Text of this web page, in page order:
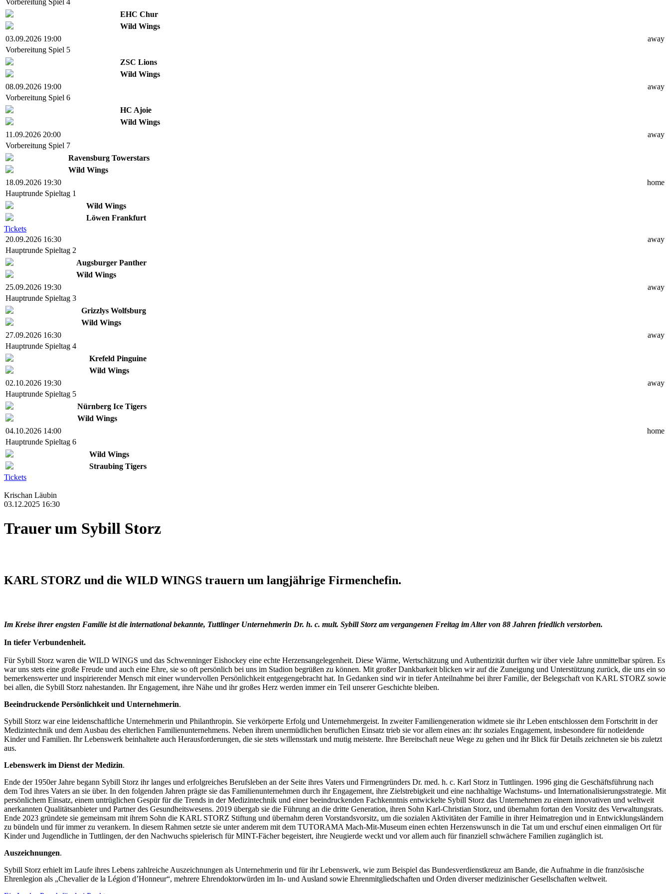
Vorbereitung Spiel 4
EHC Chur
Wild Wings
03.09.2026 19:00
away
Vorbereitung Spiel 5
ZSC Lions
Wild Wings
08.09.2026 19:00
away
Vorbereitung Spiel 6
HC Ajoie
Wild Wings
11.09.2026 20:00
away
Vorbereitung Spiel 7
Ravensburg Towerstars
Wild Wings
18.09.2026 19:30
home
Hauptrunde Spieltag 1
Wild Wings
Löwen Frankfurt
Tickets
20.09.2026 16:30
away
Hauptrunde Spieltag 2
Augsburger Panther
Wild Wings
25.09.2026 19:30
away
Hauptrunde Spieltag 3
Grizzlys Wolfsburg
Wild Wings
27.09.2026 16:30
away
Hauptrunde Spieltag 4
Krefeld Pinguine
Wild Wings
02.10.2026 19:30
away
Hauptrunde Spieltag 5
Nürnberg Ice Tigers
Wild Wings
04.10.2026 14:00
home
Hauptrunde Spieltag 6
Wild Wings
Straubing Tigers
Tickets
Krischan Läubin
03.12.2025 16:30
Trauer um Sybill Storz
KARL STORZ und die WILD WINGS trauern um langjährige Firmenchefin.
Im Kreise ihrer engsten Familie ist die international bekannte, Tuttlinger Unternehmerin Dr. h. c. mult. Sybill Storz am vergangenen Freitag im Alter von 88 Jahren friedlich verstorben.
In tiefer Verbundenheit.
Für Sybill Storz waren die WILD WINGS und das Schwenninger Eishockey eine echte Herzensangelegenheit. Diese Wärme, Wertschätzung und Authentizität durften wir über viele Jahre unmittelbar spüren. Es
war uns stets eine große Freude und auch eine Ehre, sie so oft persönlich bei uns im Stadion begrüßen zu können. Mit großer Dankbarkeit blicken wir auf die Zuneigung und Unterstützung zurück, die uns ein so
bemerkenswerter und inspirierender Mensch mit einer wundervollen Persönlichkeit entgegengebracht hat. In Gedanken sind wir in tiefer Anteilnahme bei ihrer Familie, der Belegschaft von KARL STORZ sowie
bei allen, die Sybill Storz nahestanden. Ihr Engagement, ihre Nähe und ihr großes Herz werden immer ein Teil unserer Geschichte bleiben.
Beeindruckende Persönlichkeit und Unternehmerin.
Sybill Storz war eine leidenschaftliche Unternehmerin und Philanthropin. Sie verkörperte Erfolg und Unternehmergeist. In zweiter Familiengeneration widmete sie ihr Leben entschlossen dem Fortschritt in der
Medizintechnik und dem Ausbau des elterlichen Familienunternehmens. Neben ihrem unermüdlichen beruflichen Einsatz trieb sie vor allem eines an: ihr soziales Engagement, insbesondere für notleidende
Kinder und Familien. Ihr Lebenswerk beinhaltete auch Herausforderungen, die sie stets willensstark und mutig meisterte. Ihre Bereitschaft neue Wege zu gehen und ihr Blick für Details zeichneten sie bis zuletzt
aus.
Lebenswerk im Dienst der Medizin.
Ende der 1950er Jahre begann Sybill Storz ihr langes und erfolgreiches Berufsleben an der Seite ihres Vaters und Firmengründers Dr. med. h. c. Karl Storz in Tuttlingen. 1996 ging die Geschäftsführung nach
dem Tod ihres Vaters an sie über. In den folgenden Jahren prägte sie das Familienunternehmen durch ihr Engagement, ihre Zielstrebigkeit und eine nachhaltige Wachstums- und Internationalisierungsstrategie. Mit
persönlichem Einsatz, einem untrüglichen Gespür für die Trends in der Medizintechnik und einer beeindruckenden Fachkenntnis entwickelte Sybill Storz das Unternehmen zu einem innovativen und weltweit
anerkannten Qualitätsanbieter und Partner des Gesundheitswesens. 2019 übergab sie die Führung an die dritte Generation, ihren Sohn Karl-Christian Storz, und übernahm fortan den Vorsitz des Verwaltungsrats.
Ende 2023 gründete sie gemeinsam mit ihrem Sohn die KARL STORZ Stiftung und übernahm deren Vorstandsvorsitz, um die sozialen Aktivitäten der Familie in ihrer Heimatregion und in Entwicklungsländern
zu bündeln und für immer zu verankern. In diesem Rahmen setzte sie unter anderem mit dem TUTORAMA Mach-Mit-Museum einen echten Herzenswunsch in die Tat um und erschuf einen einmaligen Ort für
Kinder und Jugendliche in Tuttlingen, der den Nachwuchs spielerisch für MINT-Fächer begeistert, ihre Neugierde weckt und vor allem auch für finanziell schwächere Familien zugänglich ist.
Auszeichnungen.
Sybill Storz erhielt im Laufe ihres Lebens zahlreiche Auszeichnungen als Unternehmerin und für ihr Lebenswerk, wie zum Beispiel das Bundesverdienstkreuz am Bande, die Aufnahme in die französische
Ehrenlegion als „Chevalier de la Légion d’Honneur“, mehrere Ehrendoktorwürden im In- und Ausland sowie Ehrenmitgliedschaften und Orden diverser medizinischer Gesellschaften weltweit.